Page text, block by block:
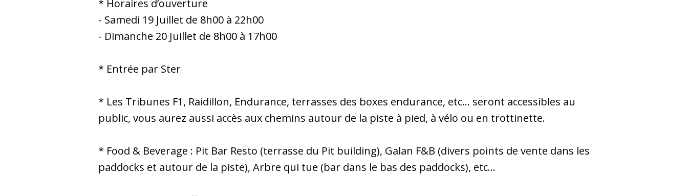
* Horaires d’ouverture
- Samedi 19 Juillet de 8h00 à 22h00
- Dimanche 20 Juillet de 8h00 à 17h00
* Entrée par Ster
* Les Tribunes F1, Raidillon, Endurance, terrasses des boxes endurance, etc... seront accessibles au
public, vous aurez aussi accès aux chemins autour de la piste à pied, à vélo ou en trottinette.
* Food & Beverage : Pit Bar Resto (terrasse du Pit building), Galan F&B (divers points de vente dans les
paddocks et autour de la piste), Arbre qui tue (bar dans le bas des paddocks), etc…